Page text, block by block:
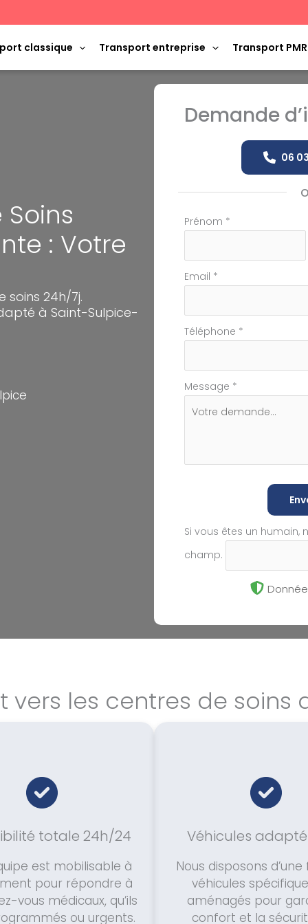
classique Transport entreprise Transport PMR
: Votre
soins 24h/7j.
à Saint-Sulpice-
Demande
06
Formulaire
téléphone
Prénom *
Email *
Téléphone *
Message *
Si vous êtes un humain,
champ.
les centres de soins
totale 24h/24
est mobilisable à
pour répondre à
vous médicaux, qu’ils
ou urgents.
Véhicules
Nous disposons
véhicules
aménagés pour
confort et la